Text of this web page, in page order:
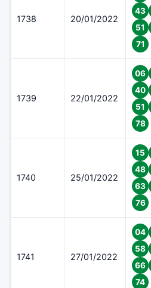
1738 20/01/2022
43
51
71
1739 22/01/2022
06
40
51
78
1740 25/01/2022
15
48
63
76
1741 27/01/2022
04
58
66
74